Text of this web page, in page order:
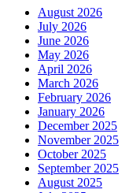
August 2026
July 2026
June 2026
May 2026
April 2026
March 2026
February 2026
January 2026
December 2025
November 2025
October 2025
September 2025
August 2025